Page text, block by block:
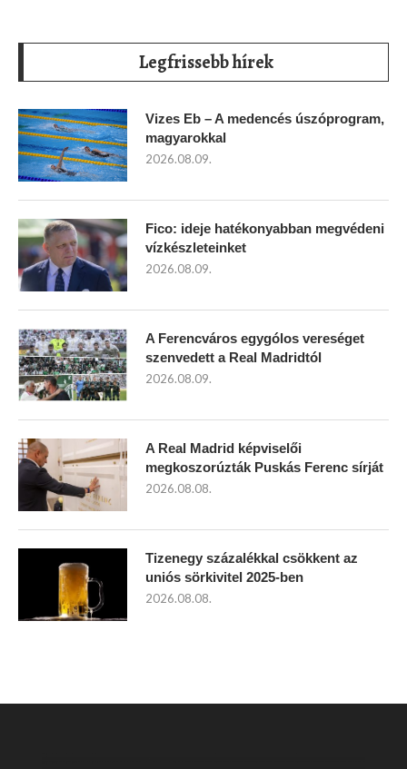
Legfrissebb hírek
Vizes Eb – A medencés úszóprogram,
magyarokkal
2026.08.09.
Fico: ideje hatékonyabban megvédeni
vízkészleteinket
2026.08.09.
A Ferencváros egygólos vereséget
szenvedett a Real Madridtól
2026.08.09.
A Real Madrid képviselői
megkoszorúzták Puskás Ferenc sírját
2026.08.08.
Tizenegy százalékkal csökkent az
uniós sörkivitel 2025-ben
2026.08.08.